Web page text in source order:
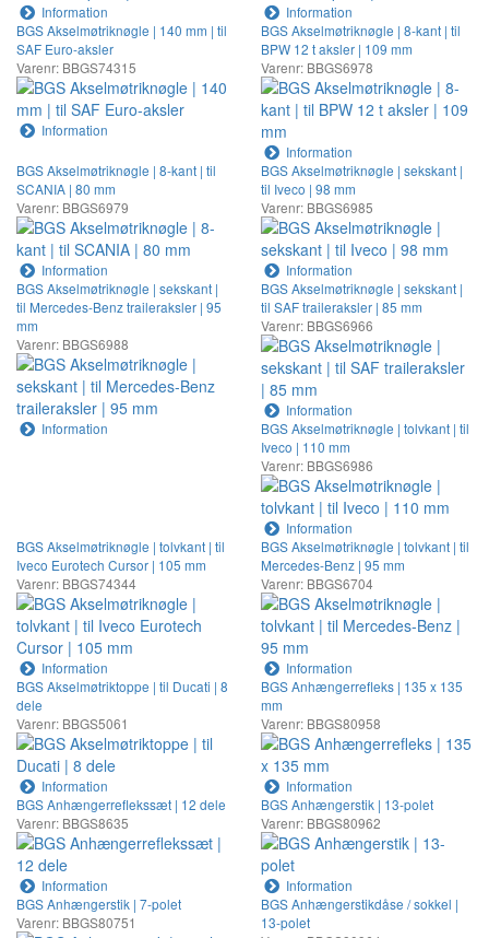
Information
Information
BGS Akselmøtriknøgle | 140 mm | til
SAF Euro-aksler
Varenr: BBGS74315
Information
BGS Akselmøtriknøgle | 8-kant | til
BPW 12 t aksler | 109 mm
Varenr: BBGS6978
Information
BGS Akselmøtriknøgle | 8-kant | til
SCANIA | 80 mm
Varenr: BBGS6979
Information
BGS Akselmøtriknøgle | sekskant |
til Iveco | 98 mm
Varenr: BBGS6985
Information
BGS Akselmøtriknøgle | sekskant |
til Mercedes-Benz traileraksler | 95
mm
Varenr: BBGS6988
Information
BGS Akselmøtriknøgle | sekskant |
til SAF traileraksler | 85 mm
Varenr: BBGS6966
Information
BGS Akselmøtriknøgle | tolvkant | til
Iveco | 110 mm
Varenr: BBGS6986
Information
BGS Akselmøtriknøgle | tolvkant | til
Iveco Eurotech Cursor | 105 mm
Varenr: BBGS74344
Information
BGS Akselmøtriknøgle | tolvkant | til
Mercedes-Benz | 95 mm
Varenr: BBGS6704
Information
BGS Akselmøtriktoppe | til Ducati | 8
dele
Varenr: BBGS5061
Information
BGS Anhængerrefleks | 135 x 135
mm
Varenr: BBGS80958
Information
BGS Anhængerreflekssæt | 12 dele
Varenr: BBGS8635
Information
BGS Anhængerstik | 13-polet
Varenr: BBGS80962
Information
BGS Anhængerstik | 7-polet
Varenr: BBGS80751
BGS Anhængerstikdåse / sokkel |
13-polet